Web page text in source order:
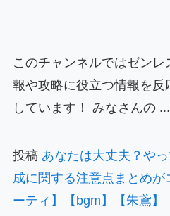
このチャンネルではゼン
報や攻略に役立つ情報を反
しています！ みなさんの ...
投稿 あなたは大丈夫？や
成に関する注意点まとめ
ーティ】【bgm】【朱鳶】